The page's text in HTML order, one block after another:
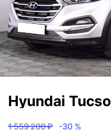
Hyundai
1 559 200 ₽ -30 %